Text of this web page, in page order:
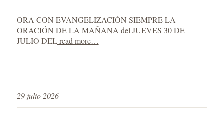
ORA CON EVANGELIZACIÓN SIEMPRE LA
ORACIÓN DE LA MAÑANA del JUEVES 30 DE
JULIO DELread more…
29 julio 2026